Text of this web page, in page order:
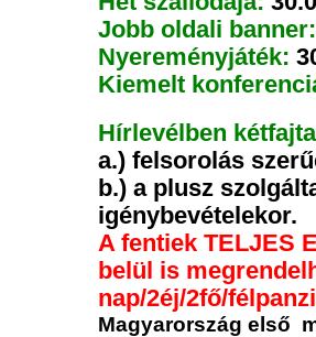
Jobb oldali banner:
Nyereményjáték:
Kiemelt
Hírlevélben
a.) felsorolás
b.) a plusz
igénybevételekor.
A fentiek TELJES
belül is
nap/2éj/2fő/
Magyarország első